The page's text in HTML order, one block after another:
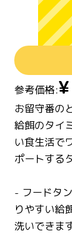
参考価格:¥
お留守番の
給餌のタイ
い食生活で
ポートする
- フードタ
りやすい給
洗いできま